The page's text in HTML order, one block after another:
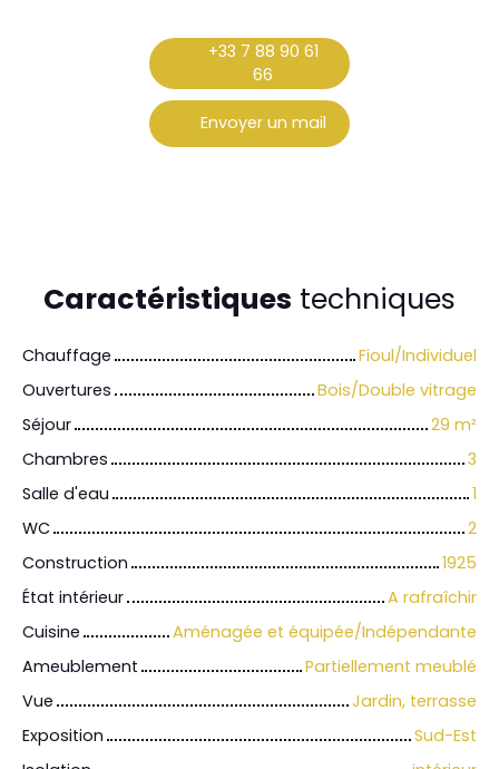
+33 7 88 90 61
66
Envoyer un mail
Caractéristiques techniques
Chauffage
Fioul/Individuel
Ouvertures
Bois/Double vitrage
Séjour
29 m²
Chambres
3
Salle d'eau
1
WC
2
Construction
1925
État intérieur
A rafraîchir
Cuisine
Aménagée et équipée/Indépendante
Ameublement
Partiellement meublé
Vue
Jardin, terrasse
Exposition
Sud-Est